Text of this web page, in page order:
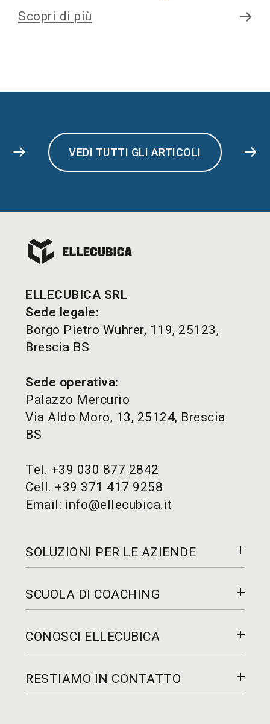
Scopri di più
VEDI TUTTI GLI ARTICOLI
ELLECUBICA SRL
Sede legale:
Borgo Pietro Wuhrer, 119, 25123,
Brescia BS
Sede operativa:
Palazzo Mercurio
Via Aldo Moro, 13, 25124, Brescia
BS
Tel. +39 030 877 2842
Cell. +39 371 417 9258
Email: info@ellecubica.it
SOLUZIONI PER LE AZIENDE
Formazione
A chi ci rivolgiamo
In cosa possiamo aiutarti
aziendale
SCUOLA DI COACHING
Per coach professionisti
Programma partner
A chi ci rivolgiamo
CONOSCI ELLECUBICA
Certificazioni
RESTIAMO IN CONTATTO